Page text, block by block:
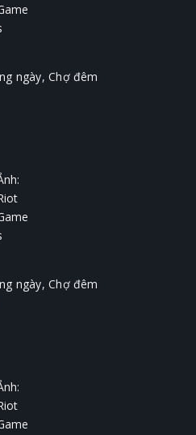
ngày, Chợ đêm
ngày, Chợ đêm